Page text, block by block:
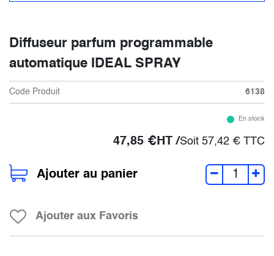
Diffuseur parfum programmable
automatique IDEAL SPRAY
Code Produit 6138
En stock
47,85 €HT /Soit 57,42 € TTC
Ajouter au panier
Ajouter aux Favoris